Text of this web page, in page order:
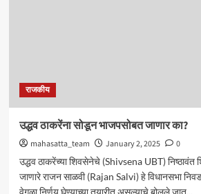
राजकीय
उद्धव ठाकरेंना सोडून भाजपसोबत जाणार का?
mahasatta_team January 2, 2025
0
उद्धव ठाकरेंच्या शिवसेनेचे (Shivsena UBT)
जाणारे राजन साळवी (Rajan Salvi) हे विधानसभा
वेगळा निर्णय घेण्याच्या तयारीत असल्याचे बोलले जात...